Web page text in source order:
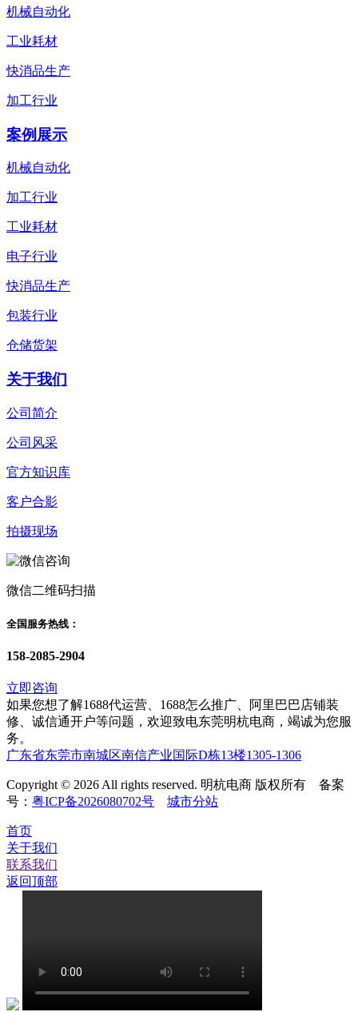
机械自动化
工业耗材
快消品生产
加工行业
案例展示
机械自动化
加工行业
工业耗材
电子行业
快消品生产
包装行业
仓储货架
关于我们
公司简介
公司风采
官方知识库
客户合影
拍摄现场
微信二维码扫描
全国服务热线：
158-2085-2904
立即咨询
如果您想了解1688代运营、1688怎么推广、阿里巴巴店铺装
修、诚信通开户等问题，欢迎致电东莞明杭电商，竭诚为您服
务。
广东省东莞市南城区南信产业国际D栋13楼1305-1306
Copyright © 2026 All rights reserved. 明杭电商 版权所有 备案
号： 粤ICP备2026080702号 城市分站
首页
关于我们
联系我们
返回顶部